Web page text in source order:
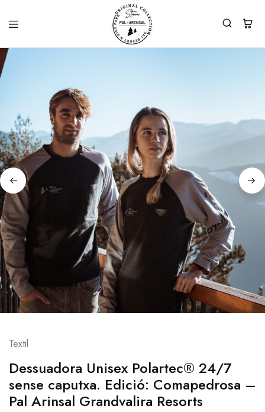
Textil
Dessuadora Unisex Polartec® 24/7
sense caputxa. Edició: Comapedrosa –
Pal Arinsal Grandvalira Resorts